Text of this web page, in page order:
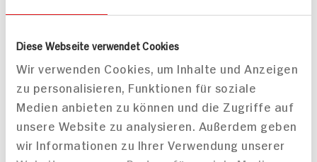
Diese Webseite verwendet Cookies
Wir verwenden Cookies, um Inhalte und Anzeigen
zu personalisieren, Funktionen für soziale
Medien anbieten zu können und die Zugriffe auf
unsere Website zu analysieren. Außerdem geben
wir Informationen zu Ihrer Verwendung unserer
Geschützte Ursprungsbezeichnung
Geschmacksrichtung